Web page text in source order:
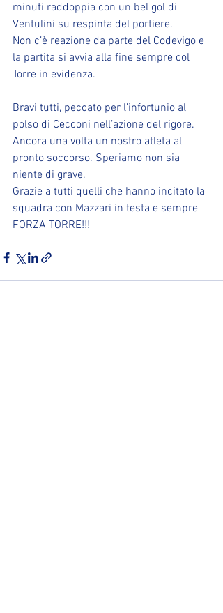
minuti raddoppia con un bel gol di
Ventulini su respinta del portiere.
Non c’è reazione da parte del Codevigo e
la partita si avvia alla fine sempre col
Torre in evidenza.
Bravi tutti, peccato per l’infortunio al
polso di Cecconi nell’azione del rigore.
Ancora una volta un nostro atleta al
pronto soccorso. Speriamo non sia
niente di grave.
Grazie a tutti quelli che hanno incitato la
squadra con Mazzari in testa e sempre
FORZA TORRE!!!